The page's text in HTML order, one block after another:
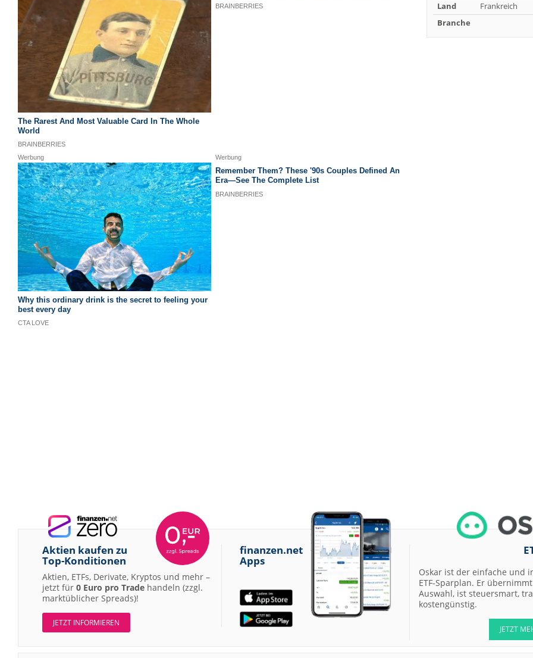
Land
Frankreich
Branche
Aktien kaufen zu
Top-Konditionen
Aktien, ETFs, Derivate, Kryptos und mehr –
jetzt für 0 Euro pro Trade handeln (zzgl.
marktüblicher Spreads)!
JETZT INFORMIEREN
finanzen.net
Apps
Oskar ist der einfache und
ETF-Sparplan. Er
Auswahl, ist steuersmart,
kostengünstig.
JETZT